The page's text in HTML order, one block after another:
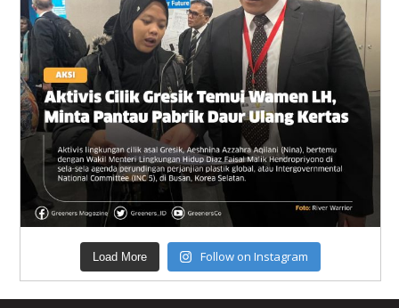
Load More Follow on Instagram